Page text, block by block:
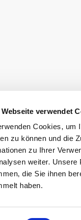
Webseite verwendet
Cookies, um
zu können und die
zu Ihrer
weiter.
die Sie ihnen
haben.